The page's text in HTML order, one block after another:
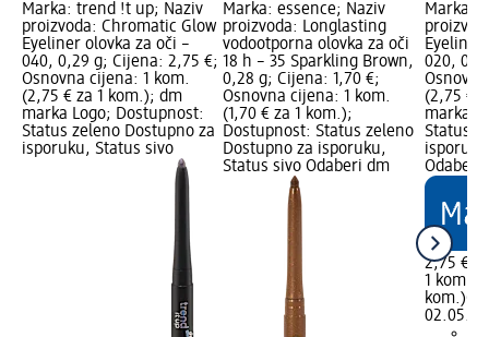
Marka: trend !t up; Naziv
proizvoda: Chromatic Glow
Eyeliner olovka za oči –
040, 0,29 g; Cijena: 2,75 €;
Osnovna cijena: 1 kom.
(2,75 € za 1 kom.); dm
marka Logo; Dostupnost:
Status zeleno Dostupno za
isporuku, Status sivo
Marka: essence; Naziv
proizvoda: Longlasting
vodootporna olovka za oči
18 h – 35 Sparkling Brown,
0,28 g; Cijena: 1,70 €;
Osnovna cijena: 1 kom.
(1,70 € za 1 kom.);
Dostupnost: Status zeleno
Dostupno za isporuku,
Status sivo Odaberi dm
Marka:
Eyeliner
020,
(2,75 €
marka
Status
Odaberi
2,75 €
1 kom.
kom.)